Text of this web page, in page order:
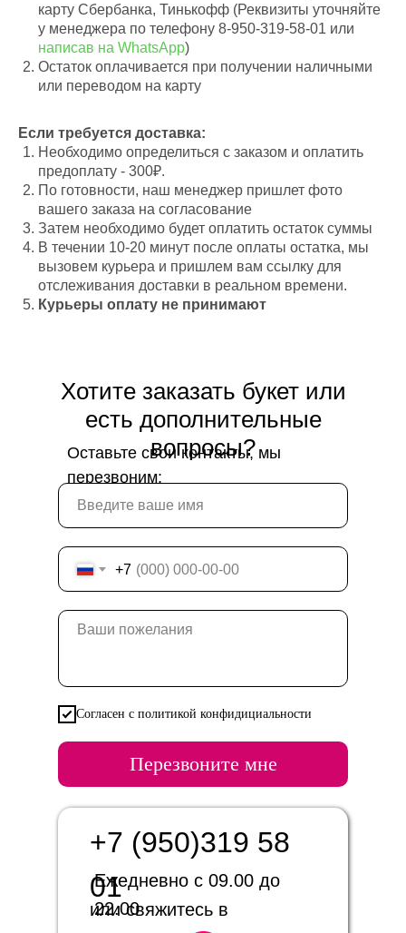
карту Сбербанка, Тинькофф (Реквизиты уточняйте
у менеджера по телефону 8-950-319-58-01 или
написав на WhatsApp)
Остаток оплачивается при получении наличными
или переводом на карту
Если требуется доставка:
Необходимо определиться с заказом и оплатить
предоплату - 300₽.
По готовности, наш менеджер пришлет фото
вашего заказа на согласование
Затем необходимо будет оплатить остаток суммы
В течении 10-20 минут после оплаты остатка, мы
вызовем курьера и пришлем вам ссылку для
отслеживания доставки в реальном времени.
Курьеры оплату не принимают
Хотите заказать букет или
есть дополнительные
вопросы?
Оставьте свои контакты, мы
перезвоним:
+7
Согласен с политикой конфидициальности
Перезвоните мне
Ежедневно с 09.00 до
22.00
или свяжитесь в
+7 (950)319 58
01